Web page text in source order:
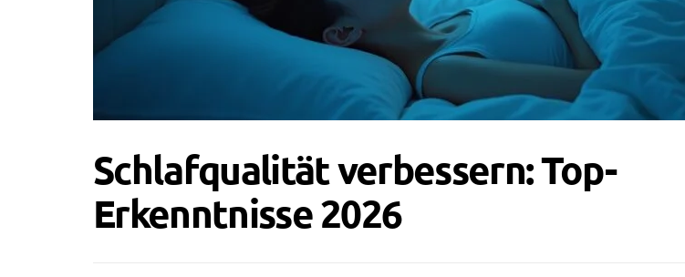
Schlafqualität verbessern: Top-
Erkenntnisse 2026